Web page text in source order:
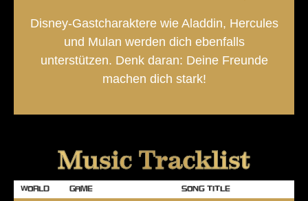
Disney-Gastcharaktere wie Aladdin, Hercules
und Mulan werden dich ebenfalls
unterstützen. Denk daran: Deine Freunde
machen dich stark!
Music Tracklist
WORLD GAME SONG TITLE